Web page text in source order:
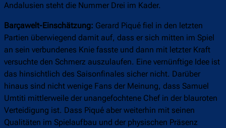
Andalusien steht die Nummer Drei im Kader.
Barçawelt-Einschätzung: Gerard Piqué fiel in den letzten
Partien überwiegend damit auf, dass er sich mitten im Spiel
an sein verbundenes Knie fasste und dann mit letzter Kraft
versuchte den Schmerz auszulaufen. Eine vernünftige Idee ist
das hinsichtlich des Saisonfinales sicher nicht. Darüber
hinaus sind nicht wenige Fans der Meinung, dass Samuel
Umtiti mittlerweile der unangefochtene Chef in der blauroten
Verteidigung ist. Dass Piqué aber weiterhin mit seinen
Qualitäten im Spielaufbau und der physischen Präsenz